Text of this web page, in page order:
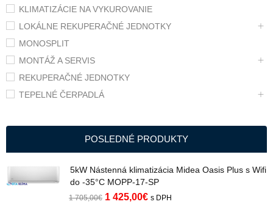
KLIMATIZÁCIE NA VYKUROVANIE
LOKÁLNE REKUPERAČNÉ JEDNOTKY
MONOSPLIT
MONTÁŽ A SERVIS
REKUPERAČNÉ JEDNOTKY
TEPELNÉ ČERPADLÁ
POSLEDNÉ PRODUKTY
5kW Nástenná klimatizácia Midea Oasis Plus s Wifi
do -35°C MOPP-17-SP
1 705,00€ 1 425,00€ s DPH